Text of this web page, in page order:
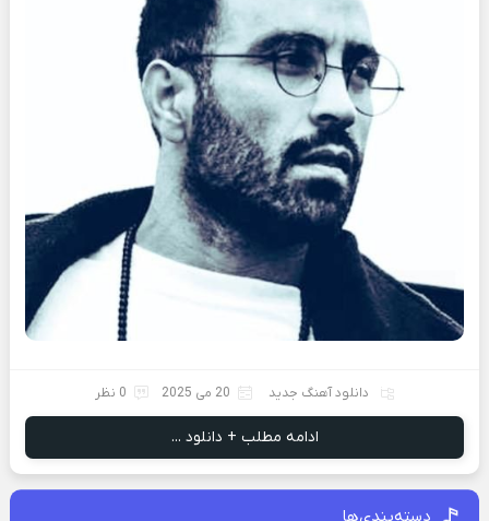
دانلود آهنگ جدید 20 می 2025 0 نظر
ادامه مطلب + دانلود ...